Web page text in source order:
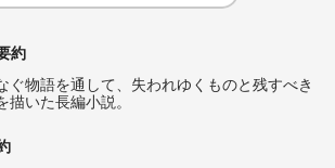
約
ぐ物語を通して、失われゆくものと残すべき
描いた長編小説。